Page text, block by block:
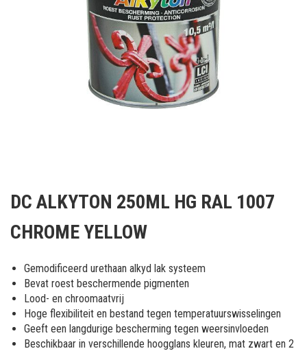
het
van
afbeeldingen-
gallerij
DC ALKYTON 250ML HG RAL 1007
CHROME YELLOW
Gemodificeerd urethaan alkyd lak systeem
Bevat roest beschermende pigmenten
Lood- en chroomaatvrij
Hoge flexibiliteit en bestand tegen temperatuurswisselingen
Geeft een langdurige bescherming tegen weersinvloeden
Beschikbaar in verschillende hoogglans kleuren, mat zwart en 2